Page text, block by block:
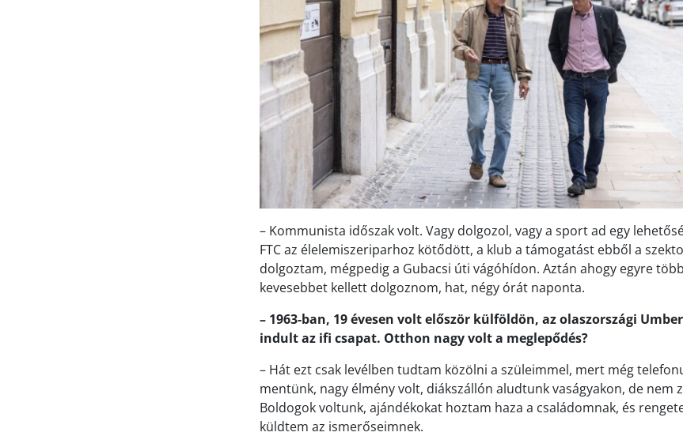
– Kommunista időszak volt. Vagy dolgozol, vagy a sport ad egy
FTC az élelemiszeriparhoz kötődött, a klub a támogatást ebből a
dolgoztam, mégpedig a Gubacsi úti vágóhídon. Aztán ahogy egyre
kevesebbet kellett dolgoznom, hat, négy órát naponta.
– 1963-ban, 19 évesen volt először külföldön, az olaszországi
indult az ifi csapat. Otthon nagy volt a meglepődés?
– Hát ezt csak levélben tudtam közölni a szüleimmel, mert még
mentünk, nagy élmény volt, diákszállón aludtunk vaságyakon, de nem
Boldogok voltunk, ajándékokat hoztam haza a családomnak, és
küldtem az ismerőseimnek.